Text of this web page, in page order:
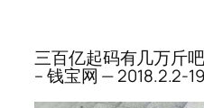
三百亿起码有几万斤
– 钱宝网 — 2018.2.2-